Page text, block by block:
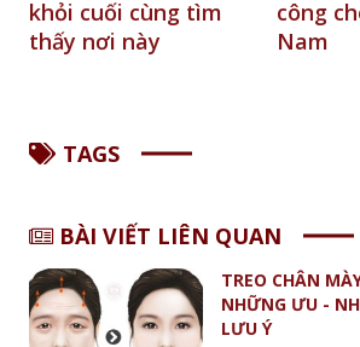
tìm
công cho BN ở Hà
Nam
TAGS
BÀI VIẾT LIÊN QUAN
TREO CHÂN
NHỮNG ƯU -
LƯU Ý